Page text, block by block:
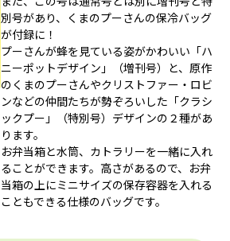
別号があり、くまのプーさんの保冷バッグ
が付録に！
プーさんが蜂を見ている姿がかわいい「ハ
ニーポットデザイン」（増刊号）と、原作
のくまのプーさんやクリストファー・ロビ
ンなどの仲間たちが勢ぞろいした「クラシ
ックプー」（特別号）デザインの２種があ
ります。
お弁当箱と水筒、カトラリーを一緒に入れ
ることができます。高さがあるので、お弁
当箱の上にミニサイズの保存容器を入れる
こともできる仕様のバッグです。